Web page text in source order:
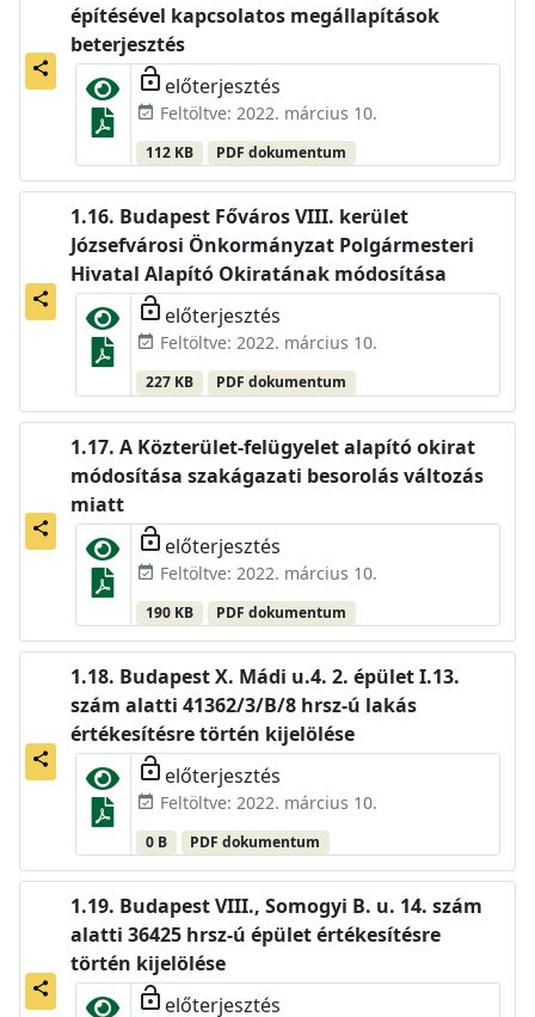
share
építésével kapcsolatos megállapítások
beterjesztés
lock_open előterjesztés
event_available Feltöltve: 2022. március 10.
112 KB PDF dokumentum
share
Budapest Főváros VIII. kerület
Józsefvárosi Önkormányzat Polgármesteri
Hivatal Alapító Okiratának módosítása
lock_open előterjesztés
event_available Feltöltve: 2022. március 10.
227 KB PDF dokumentum
share
A Közterület-felügyelet alapító okirat
módosítása szakágazati besorolás változás
miatt
lock_open előterjesztés
event_available Feltöltve: 2022. március 10.
190 KB PDF dokumentum
share
Budapest X. Mádi u.4. 2. épület I.13.
szám alatti 41362/3/B/8 hrsz-ú lakás
értékesítésre történ kijelölése
lock_open előterjesztés
event_available Feltöltve: 2022. március 10.
0 B PDF dokumentum
share
Budapest VIII., Somogyi B. u. 14. szám
alatti 36425 hrsz-ú épület értékesítésre
történ kijelölése
lock_open előterjesztés